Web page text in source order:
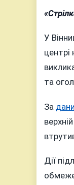
У
та
За
Дії